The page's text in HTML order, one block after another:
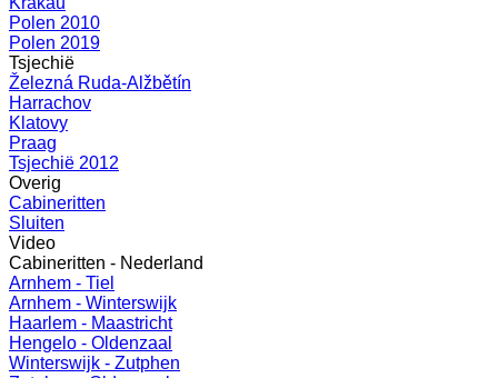
Polen 2010
Polen 2019
Tsjechië
Železná Ruda-Alžbětín
Harrachov
Klatovy
Praag
Tsjechië 2012
Overig
Cabineritten
Sluiten
Video
Cabineritten - Nederland
Arnhem - Tiel
Arnhem - Winterswijk
Haarlem - Maastricht
Hengelo - Oldenzaal
Winterswijk - Zutphen